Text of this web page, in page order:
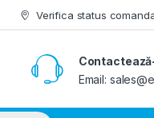
Verifica status
Email: